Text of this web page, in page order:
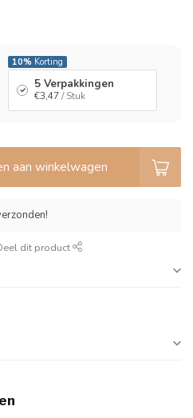
10% Korting
5 Verpakkingen
€3,47/ Stuk
aan winkelwagen
dit product